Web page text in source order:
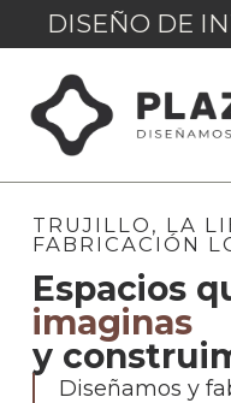
DISEÑO DE
TRUJILLO, LA
FABRICACIÓN
Espacios
imaginas
y
Diseñamos y